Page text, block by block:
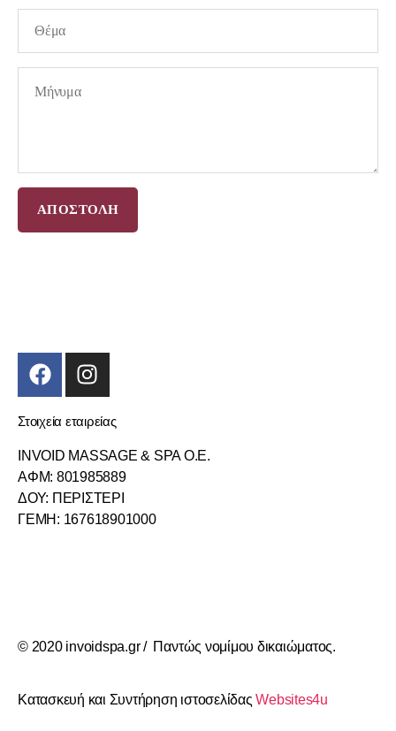
Στοιχεία εταιρείας
INVOID MASSAGE & SPA O.E.
ΑΦΜ: 801985889
ΔΟΥ: ΠΕΡΙΣΤΕΡΙ
ΓΕΜΗ: 167618901000
© 2020 invoidspa.gr / Παντώς νομίμου δικαιώματος.
Κατασκευή και Συντήρηση ιστοσελίδαςWebsites4u